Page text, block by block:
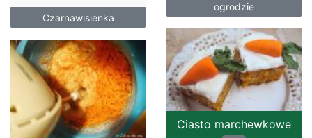
ogrodzie
Czarnawisienka
Ciasto marchewkowe